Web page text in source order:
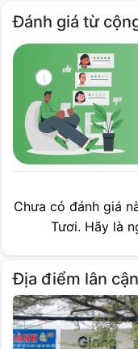
Đánh giá từ
Chưa có đánh giá
Tươi. Hãy là
Địa điểm lân cận